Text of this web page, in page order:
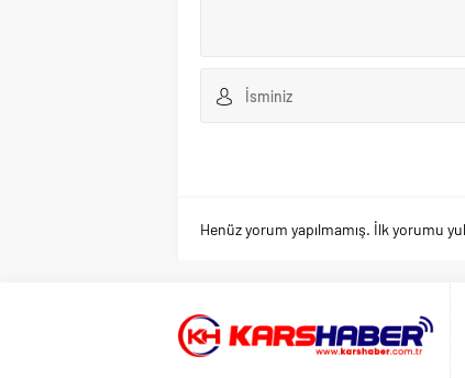
Henüz yorum yapılmamış. İlk yorumu